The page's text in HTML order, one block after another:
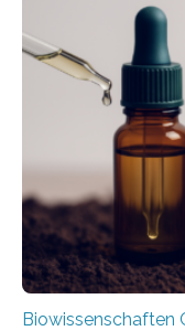
Region Kachin in
ausgezeichnetem
Art einer neuen
nun den Namen
fossile Nachweis
stellt gleichzeitig
Mückenlarve aus
Biowissenschaften